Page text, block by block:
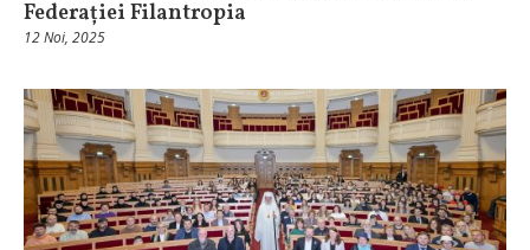
Federației Filantropia
12 Noi, 2025